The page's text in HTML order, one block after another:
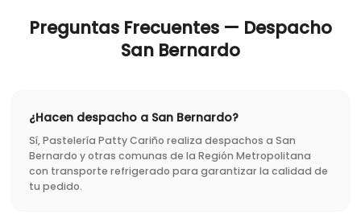
Preguntas Frecuentes — Despacho
San Bernardo
¿Hacen despacho a San Bernardo?
Sí, Pastelería Patty Cariño realiza despachos a San
Bernardo y otras comunas de la Región Metropolitana
con transporte refrigerado para garantizar la calidad de
tu pedido.